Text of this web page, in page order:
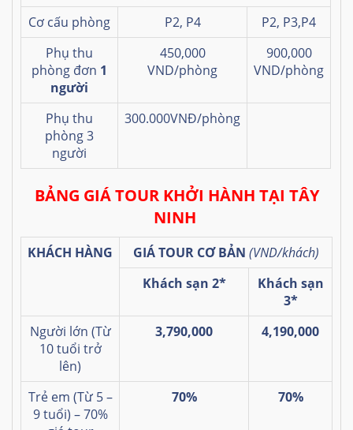
Cơ cấu phòng
P2, P4
P2, P3,P4
Phụ thu
phòng đơn 1
người
450,000
VND/phòng
900,000
VND/phòng
Phụ thu
phòng 3
người
300.000VNĐ/phòng
BẢNG GIÁ TOUR KHỞI HÀNH TẠI TÂY
NINH
KHÁCH HÀNG GIÁ TOUR CƠ BẢN (VND/khách)
Khách sạn 2*
Khách sạn
3*
Người lớn (Từ
10 tuổi trở
lên)
3,790,000 4,190,000
Trẻ em (Từ 5 –
9 tuổi) – 70%
70% 70%